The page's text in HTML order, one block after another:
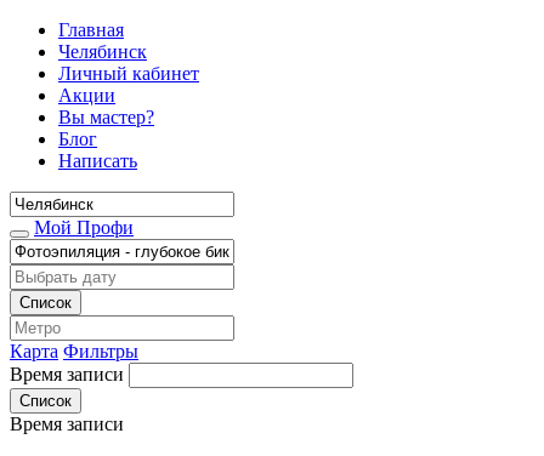
Главная
Челябинск
Личный кабинет
Акции
Вы мастер?
Блог
Написать
Мой Профи
Список
Карта Фильтры
Время записи
Список
Время записи